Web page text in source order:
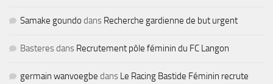
Samake goundo dans Recherche gardienne de but urgent
Basteresdans Recrutement pôle féminin du FC Langon
germain wanvoegbe dans Le Racing Bastide Féminin recrute